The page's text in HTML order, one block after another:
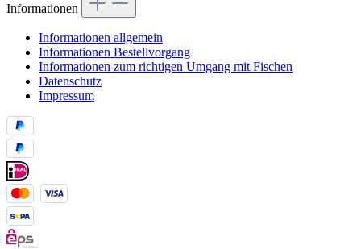
Informationen
Informationen allgemein
Informationen Bestellvorgang
Informationen zum richtigen Umgang mit Fischen
Datenschutz
Impressum